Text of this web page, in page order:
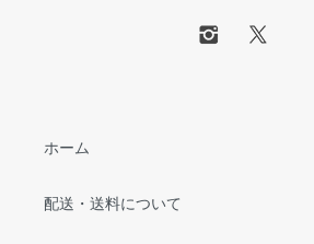
ホーム
配送・送料について